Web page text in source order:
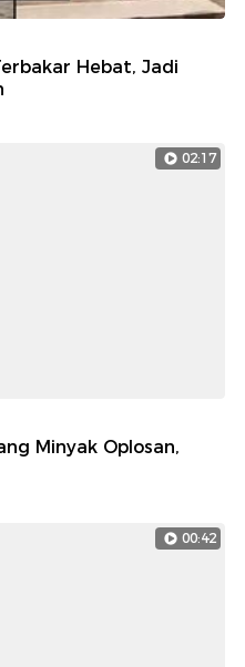
Hebat, Jadi
02:17
Minyak Oplosan,
00:42